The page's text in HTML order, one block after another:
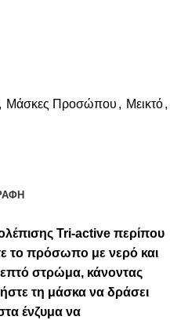
, Μάσκες Προσώπου , Μεικτό,
Tri-active περίπου
το πρόσωπο με νερό και
στρώμα, κάνοντας
τη μάσκα να δράσει
ένζυμα να